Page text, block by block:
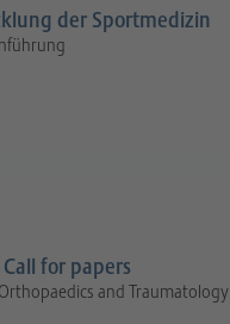
der Sportmedizin
Call for papers
and Traumatology